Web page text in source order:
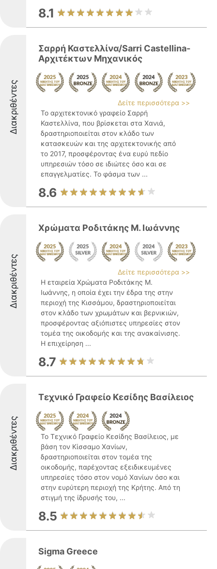
8.1
Διακριθέντες
Σαρρή Καστελλίνα/Sarri Castellina-
Αρχιτέκτων Μηχανικός
Δείτε περισσότερα >>
Το αρχιτεκτονικό γραφείο Σαρρή
Καστελλίνα, που βρίσκεται στα Χανιά,
δραστηριοποιείται στον κλάδο των
κατασκευών και της αρχιτεκτονικής από
το 2017, προσφέροντας ένα ευρύ πεδίο
υπηρεσιών τόσο σε ιδιώτες όσο και σε
επαγγελματίες. Το φάσμα των ...
8.6
Διακριθέντες
Χρώματα Ροδιτάκης Μ. Ιωάννης
Δείτε περισσότερα >>
Η εταιρεία Χρώματα Ροδιτάκης Μ.
Ιωάννης, η οποία έχει την έδρα της στην
περιοχή της Κισσάμου, δραστηριοποιείται
στον κλάδο των χρωμάτων και βερνικιών,
προσφέροντας αξιόπιστες υπηρεσίες στον
τομέα της οικοδομής και της ανακαίνισης.
Η επιχείρηση ...
8.7
Διακριθέντες
Τεχνικό Γραφείο Κεσίδης Βασίλειος
Το Τεχνικό Γραφείο Κεσίδης Βασίλειος, με
βάση τον Κίσσαμο Χανίων,
δραστηριοποιείται στον τομέα της
οικοδομής, παρέχοντας εξειδικευμένες
υπηρεσίες τόσο στον νομό Χανίων όσο και
στην ευρύτερη περιοχή της Κρήτης. Από τη
στιγμή της ίδρυσής του, ...
8.5
Sigma Greece